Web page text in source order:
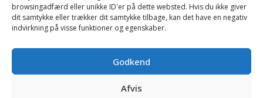
browsingadfærd eller unikke ID'er på dette websted. Hvis du ikke giver
dit samtykke eller trækker dit samtykke tilbage, kan det have en negativ
indvirkning på visse funktioner og egenskaber.
Godkend
Afvis